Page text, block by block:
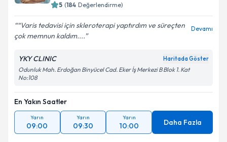
Kişisel verilerimin işlenmesine ilişkinAydınlatma
Metni'ni okudum ve kişisel verilerimin belirtilen
5 (184 Değerlendirme)
“Varis tedavisi için skleroterapi yaptırdım ve süreçten
çok memnun kaldım....
Devamı
YKY CLINIC Haritada Göster
Odunluk Mah. Erdoğan Binyücel Cad. Eker İş Merkezi B Blok 1. Kat
No:108
En Yakın Saatler
Yarın
09:00
Yarın
09:30
Yarın
10:00 Daha Fazla